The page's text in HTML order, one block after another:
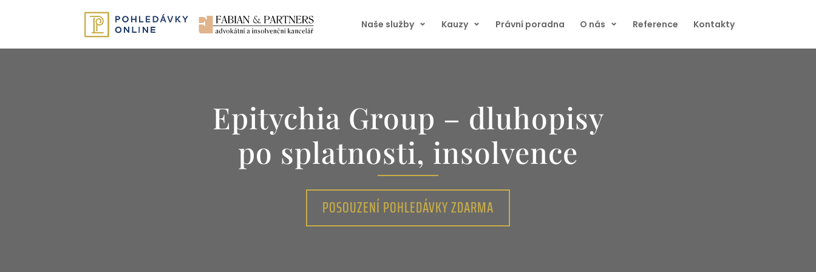
Naše služby Kauzy Právní poradna O nás Reference Kontakty
Epitychia Group – dluhopisy
po splatnosti, insolvence
POSOUZENÍ POHLEDÁVKY ZDARMA